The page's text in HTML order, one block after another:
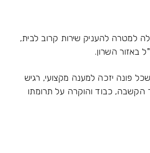
למטרה להעניק שירות קרוב לבית,
באזור השרון.
פונה יזכה למענה מקצועי, רגיש
הקשבה, כבוד והוקרה על תרומתו